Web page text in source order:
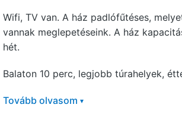
Wifi, TV van. A ház padlófűtéses,
vannak meglepetéseink. A ház
hét.
Balaton 10 perc, legjobb túrahelyek,
Tovább olvasom ▾